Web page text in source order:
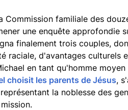
Commission familiale des
une enquête approfondie
finalement trois couples,
raciale, d'avantages culturels
en tant qu'homme
choisit les parents de Jésus,
la noblesse des